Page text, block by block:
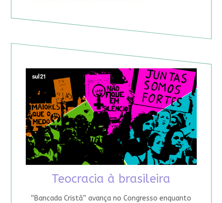
Teocracia à brasileira
“Bancada Cristã” avança no Congresso enquanto